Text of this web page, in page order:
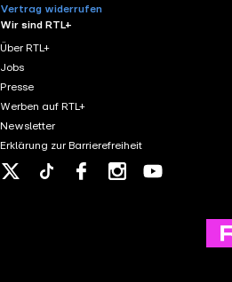
Vertrag widerrufen
Wir sind RTL+
Über RTL+
Jobs
Presse
Werben auf RTL+
Newsletter
Erklärung zur Barrierefreiheit
Tiktok FacebookInstagram